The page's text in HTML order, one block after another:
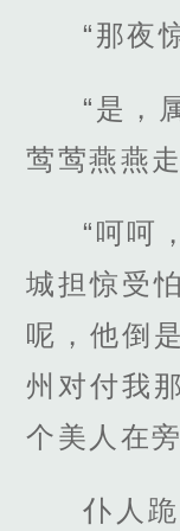
“那夜
“是，
莺莺燕燕
“呵呵
城担惊受
呢，他倒
州对付我
个美人在
仆人